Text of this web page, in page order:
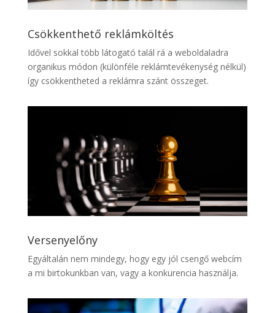
Csökkenthető reklámköltés
Idővel sokkal több látogató talál rá a weboldaladra
organikus módon (különféle reklámtevékenység nélkül)
így csökkentheted a reklámra szánt összeget.
Versenyelőny
Egyáltalán nem mindegy, hogy egy jól csengő webcím
a mi birtokunkban van, vagy a konkurencia használja.